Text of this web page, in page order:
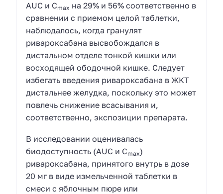
AUC и Cmax на 29% и 56% соответственно в
сравнении с приемом целой таблетки,
наблюдалось, когда гранулят
ривароксабана высвобождался в
дистальном отделе тонкой кишки или
восходящей ободочной кишке. Следует
избегать введения ривароксабана в ЖКТ
дистальнее желудка, поскольку это может
повлечь снижение всасывания и,
соответственно, экспозиции препарата.
В исследовании оценивалась
биодоступность (AUC и Cmax)
ривароксабана, принятого внутрь в дозе
20 мг в виде измельченной таблетки в
смеси с яблочным пюре или